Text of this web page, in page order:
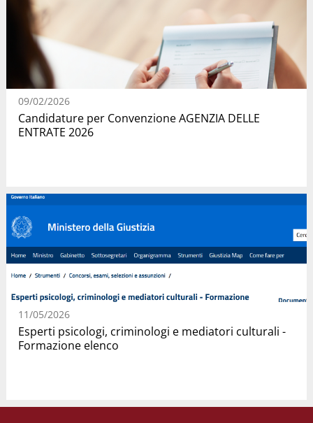
09/02/2026
Candidature per Convenzione AGENZIA DELLE
ENTRATE 2026
11/05/2026
Esperti psicologi, criminologi e mediatori culturali -
Formazione elenco